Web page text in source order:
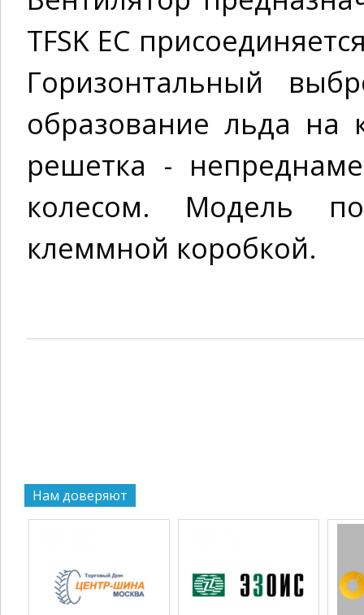
TFSK EC
Горизонтальный
образование льда
решетка -
колесом. Модель
клеммной коробкой.
Нам доверяют